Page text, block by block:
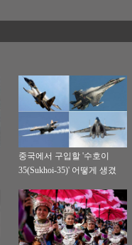
중국에서 구입할 '수호이
35(Sukhoi-35)' 어떻게 생겼